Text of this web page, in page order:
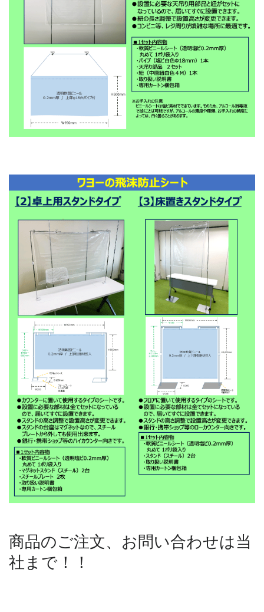
商品のご注文、お問い合わせは当
社まで！！